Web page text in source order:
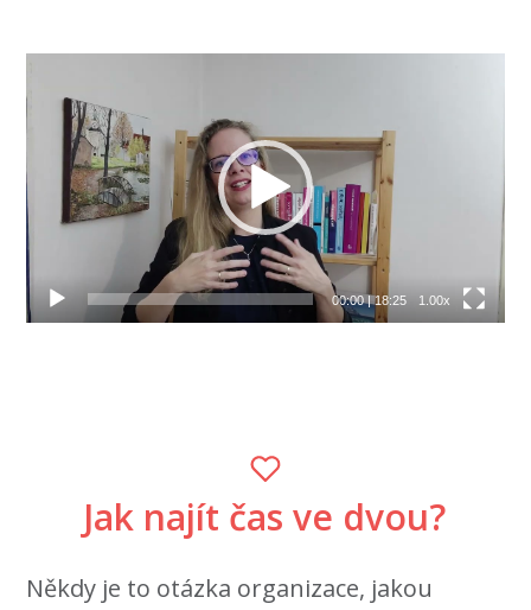
přehrávač
00:00|18:25 1.00x
Jak najít čas ve dvou?
Někdy je to otázka organizace, jakou